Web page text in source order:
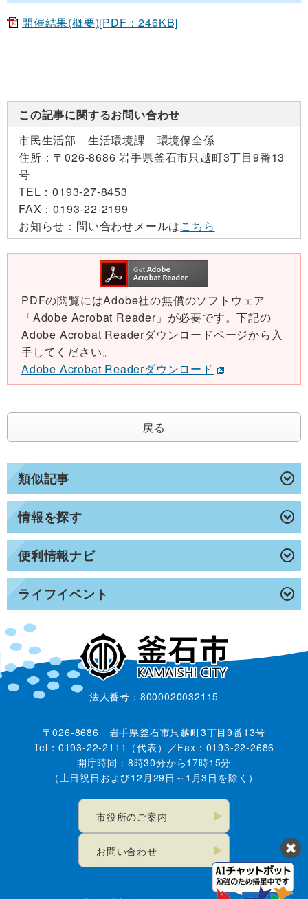
類似記事
情報を探す
便利情報ナビ
ライフイベント
開催結果(概要)[PDF：246KB]
この記事に関するお問い合わせ
市民生活部 生活環境課 環境保全係
住所： 〒026-8686 岩手県釜石市只越町3丁目9番13
号
TEL：0193-27-8453
FAX：0193-22-2199
お知らせ： 問い合わせメールはこちら
PDFの閲覧にはAdobe社の無償のソフトウェア
「Adobe Acrobat Reader」が必要です。下記の
Adobe Acrobat Readerダウンロードページから入
手してください。
Adobe Acrobat Readerダウンロード
戻る
法人番号：8000020032115
〒026-8686 岩手県釜石市只越町3丁目9番13号
Tel：0193-22-2111（代表）／Fax：0193-22-2686
開庁時間：8時30分から17時15分
（土日祝日および12月29日～1月3日を除く）
市役所のご案内
お問い合わせ